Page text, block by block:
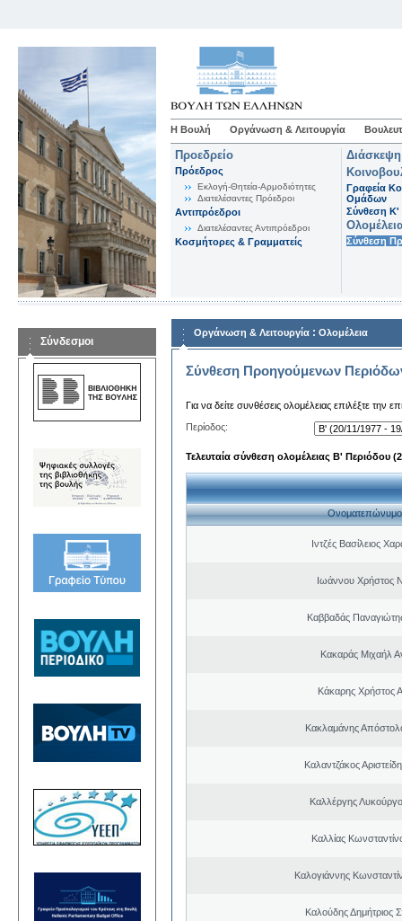
Η Βουλή Οργάνωση & Λειτουργία
Προεδρείο
Πρόεδρος
Εκλογή-Θητεία-Αρμοδιότητες
Διατελέσαντες Πρόεδροι
Αντιπρόεδροι
Διατελέσαντες Αντιπρόεδροι
Κοσμήτορες & Γραμματείς
Γραφεία
Ομάδων
Σύνθεση K'
Σύνθεση
Σύνδεσμοι
Οργάνωση & Λειτουργία : Ολομέλεια
Σύνθεση Προηγούμενων
Για να δείτε συνθέσεις ολομέλειας επιλέξτε την
Περίοδος:
Τελευταία σύνθεση ολομέλειας Β' Περιόδου
Ονοματεπώνυμο
Ιντζές Βασίλειος
Ιωάννου Χρήστος
Καββαδάς
Κακαράς Μιχαήλ
Κάκαρης Χρήστος
Κακλαμάνης
Καλαντζάκος
Καλλέργης
Καλλίας
Καλογιάννης
Καλούδης Δημήτριος